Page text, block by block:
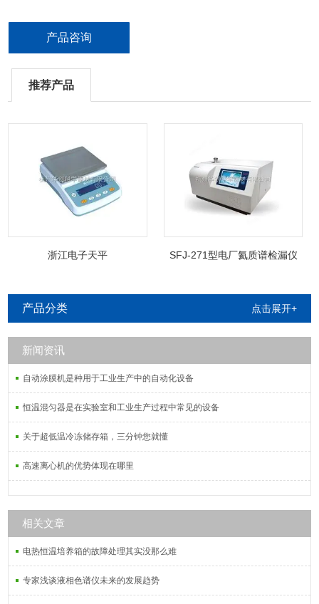
产品咨询
推荐产品
浙江电子天平 SFJ-271型电厂氦质谱检漏仪
产品分类 点击展开+
新闻资讯
自动涂膜机是种用于工业生产中的自动化设备
恒温混匀器是在实验室和工业生产过程中常见的设备
关于超低温冷冻储存箱，三分钟您就懂
高速离心机的优势体现在哪里
相关文章
电热恒温培养箱的故障处理其实没那么难
专家浅谈液相色谱仪未来的发展趋势